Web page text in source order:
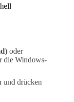
oder
die Windows-
und drücken